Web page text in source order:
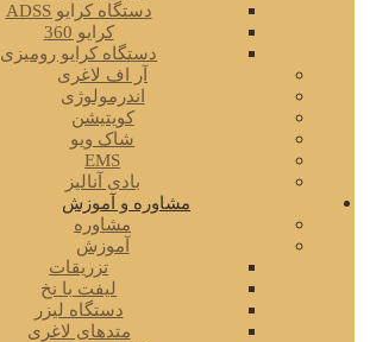
دستگاه کرایو ADSS
کرایو 360
دستگاه کرایو رومیزی
آر اف لاغری
اندرمولوژی
کویتیشن
شاک ویو
EMS
بادی آنالیز
مشاوره و آموزش
مشاوره
آموزش
تزریقات
لیفت با نخ
دستگاه لیزر
متدهای لاغری